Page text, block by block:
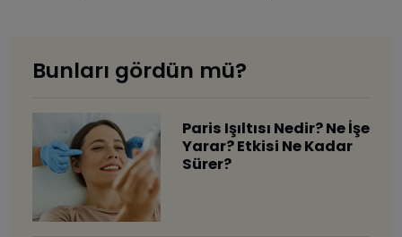
Bunları gördün mü?
Paris Işıltısı Nedir? Ne İşe
Yarar? Etkisi Ne Kadar
Sürer?